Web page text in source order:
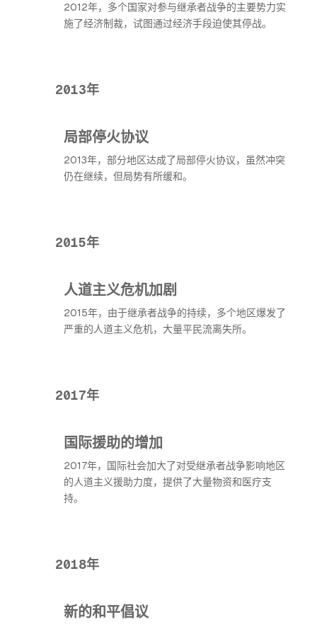
2012年，多个国家对参与继承者战争的主要势力实
施了经济制裁，试图通过经济手段迫使其停战。
2013年
局部停火协议
2013年，部分地区达成了局部停火协议，虽然冲突
仍在继续，但局势有所缓和。
2015年
人道主义危机加剧
2015年，由于继承者战争的持续，多个地区爆发了
严重的人道主义危机，大量平民流离失所。
2017年
国际援助的增加
2017年，国际社会加大了对受继承者战争影响地区
的人道主义援助力度，提供了大量物资和医疗支
持。
2018年
新的和平倡议